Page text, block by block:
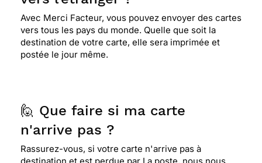
Avec Merci Facteur, vous pouvez envoyer des cartes
vers tous les pays du monde. Quelle que soit la
destination de votre carte, elle sera imprimée et
postée le jour même.
🙋 Que faire si ma carte
n'arrive pas ?
Rassurez-vous, si votre carte n'arrive pas à